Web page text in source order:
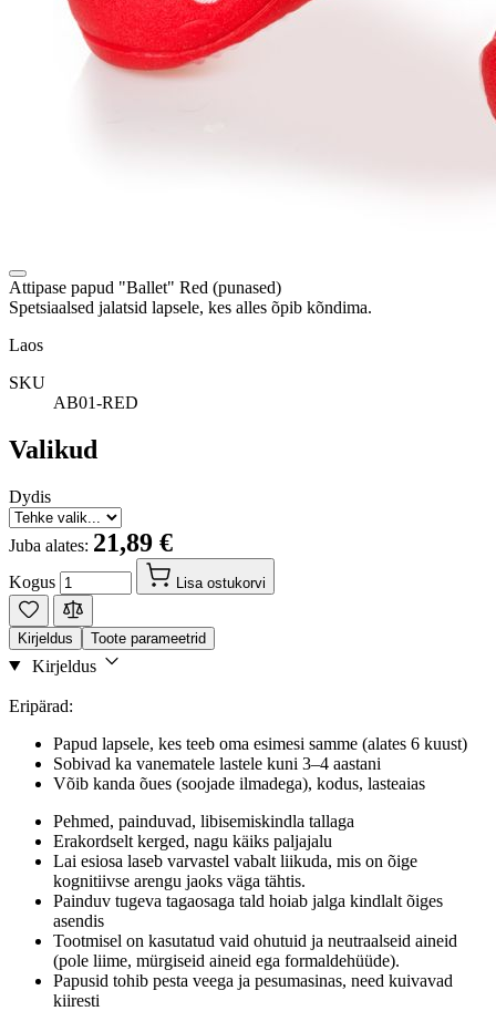
Attipase papud "Ballet" Red (punased)
Spetsiaalsed jalatsid lapsele, kes alles õpib kõndima.
Laos
SKU
AB01-RED
Valikud
Dydis
Juba alates: 21,89 €
Kogus Lisa ostukorvi
Kirjeldus Toote parameetrid
Kirjeldus
Eripärad:
Papud lapsele, kes teeb oma esimesi samme (alates 6 kuust)
Sobivad ka vanematele lastele kuni 3–4 aastani
Võib kanda õues (soojade ilmadega), kodus, lasteaias
Pehmed, painduvad, libisemiskindla tallaga
Erakordselt kerged, nagu käiks paljajalu
Lai esiosa laseb varvastel vabalt liikuda, mis on õige
kognitiivse arengu jaoks väga tähtis.
Painduv tugeva tagaosaga tald hoiab jalga kindlalt õiges
asendis
Tootmisel on kasutatud vaid ohutuid ja neutraalseid aineid
(pole liime, mürgiseid aineid ega formaldehüüde).
Papusid tohib pesta veega ja pesumasinas, need kuivavad
kiiresti